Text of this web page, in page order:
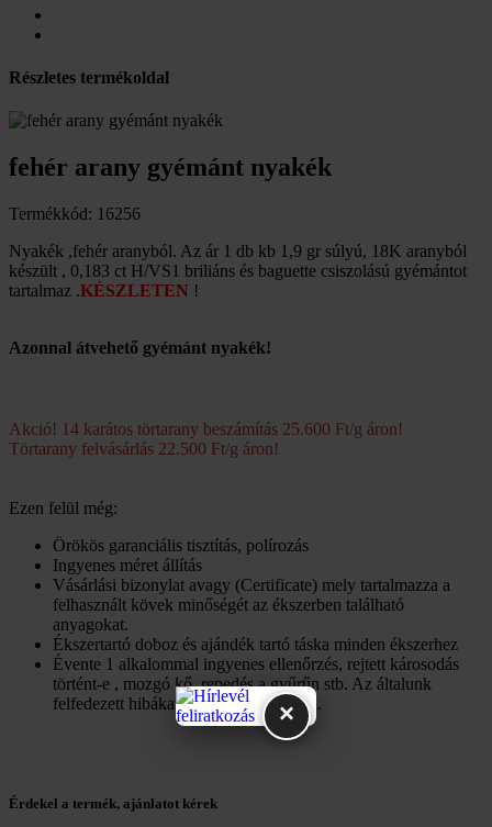
Részletes termékoldal
fehér arany gyémánt nyakék
Termékkód: 16256
Nyakék ,fehér aranyból. Az ár 1 db kb 1,9 gr súlyú, 18K aranyból
készült , 0,183 ct H/VS1 briliáns és baguette csiszolású gyémántot
tartalmaz .KÉSZLETEN !
Azonnal átvehető gyémánt nyakék!
Akció! 14 karátos törtarany beszámítás 25.600 Ft/g áron!
Törtarany felvásárlás 22.500 Ft/g áron!
Ezen felül még:
Örökös garanciális tisztítás, polírozás
Ingyenes méret állítás
Vásárlási bizonylat avagy (Certificate) mely tartalmazza a
felhasznált kövek minőségét az ékszerben található
anyagokat.
Ékszertartó doboz és ajándék tartó táska minden ékszerhez
Évente 1 alkalommal ingyenes ellenőrzés, rejtett károsodás
történt-e , mozgó kő, repedés a gyűrűn stb. Az általunk
felfedezett hibákat ingyenesen javítjuk.
Érdekel a termék, ajánlatot kérek
×